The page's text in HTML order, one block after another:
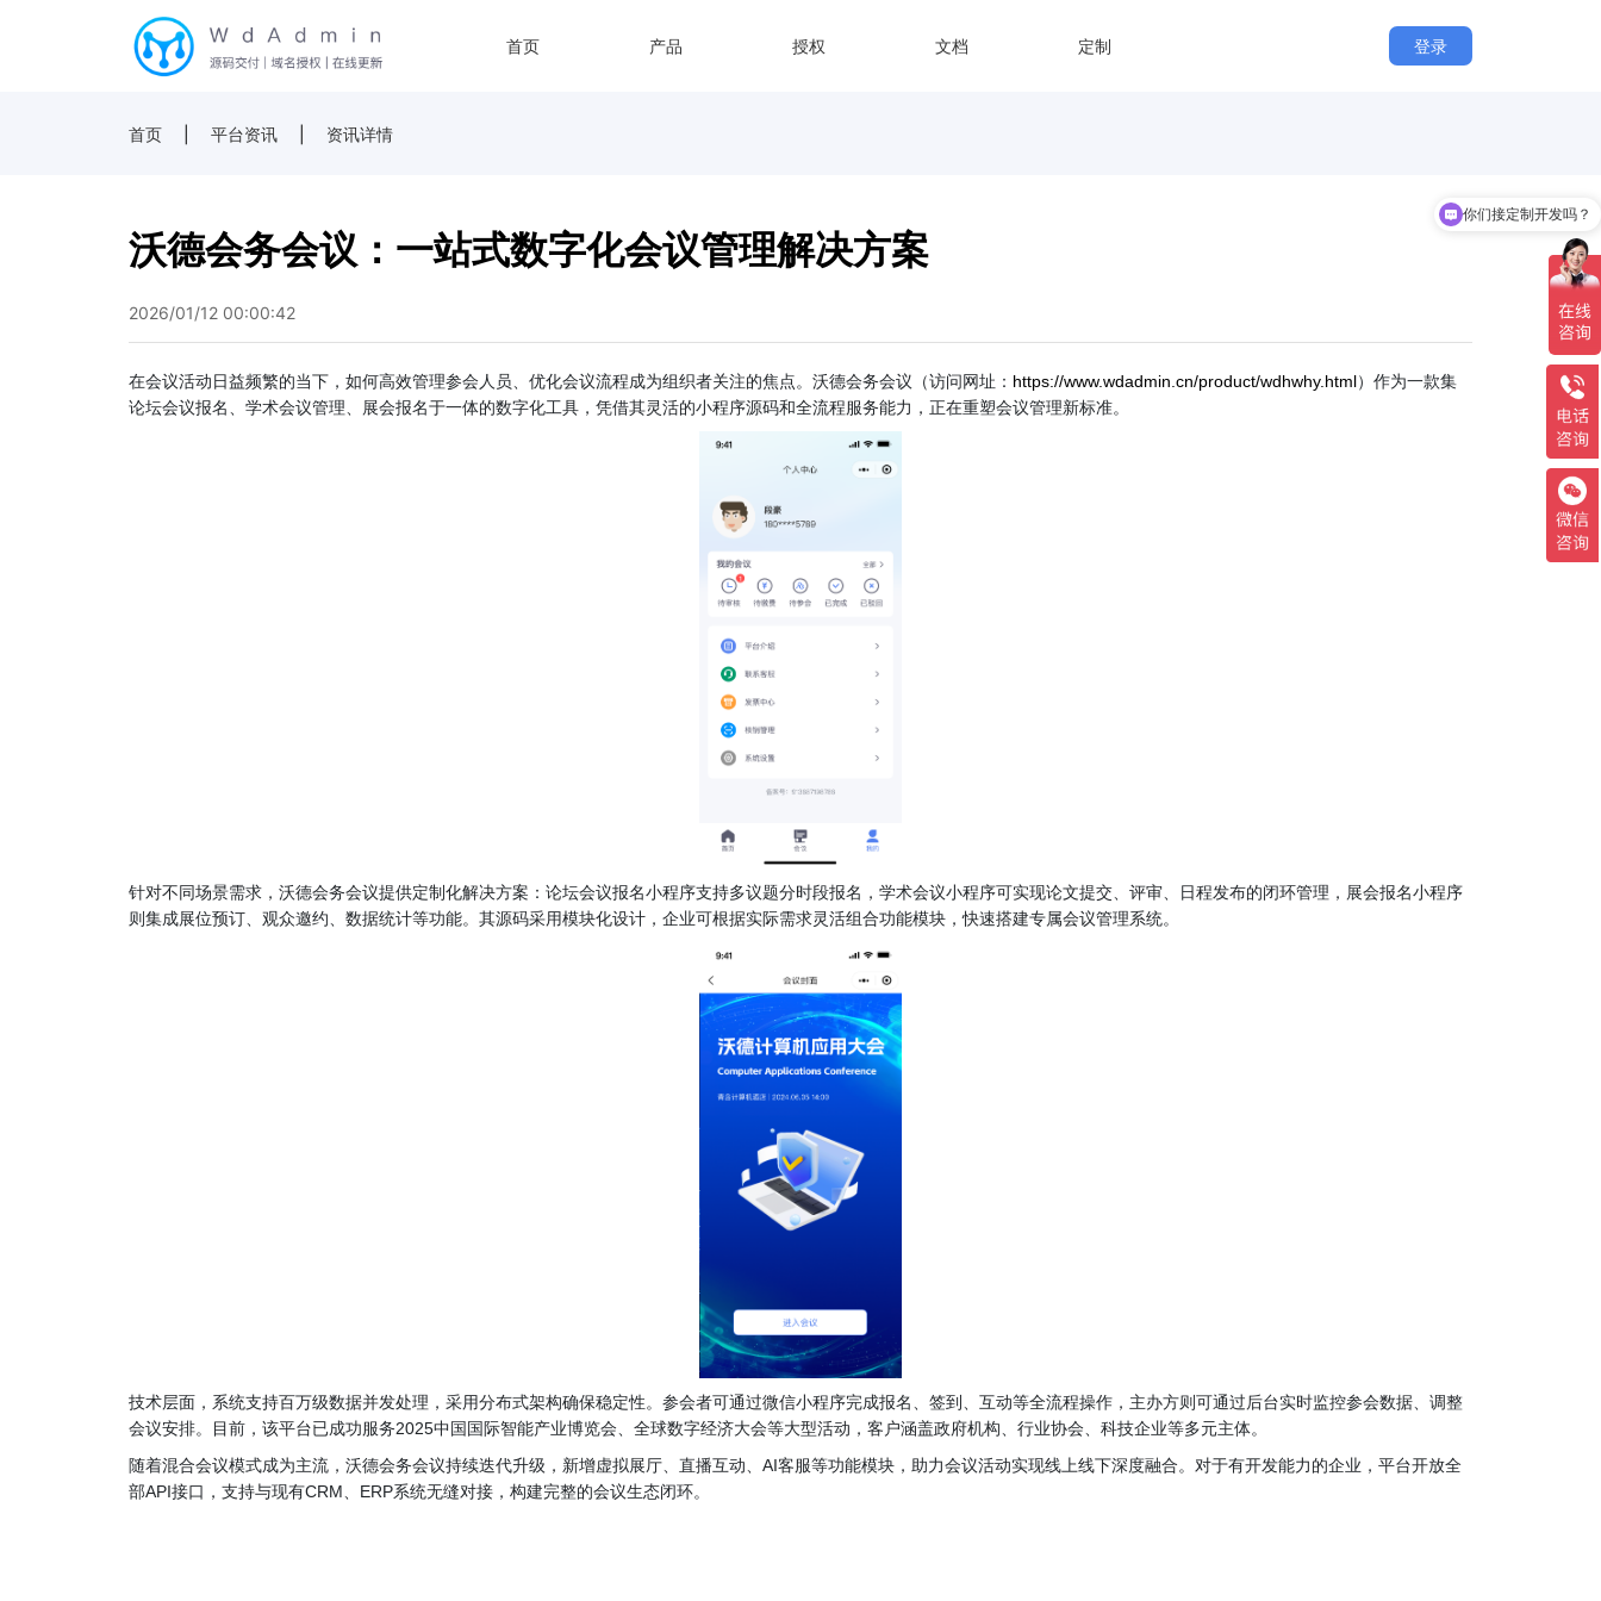
首页 产品 授权 文档 定制 登录
首页 平台资讯 资讯详情
沃德会务会议：一站式数字化会议管理解决方案
2026/01/12 00:00:42
在会议活动日益频繁的当下，如何高效管理参会人员、优化会议流程成为组织者关注的焦点。沃德会务会议（访问网址： https://www.wdadmin.cn/product/wdhwhy.html）作为一款集
论坛会议报名、学术会议管理、展会报名于一体的数字化工具，凭借其灵活的小程序源码和全流程服务能力，正在重塑会议管理新标准。
针对不同场景需求，沃德会务会议提供定制化解决方案：论坛会议报名小程序支持多议题分时段报名，学术会议小程序可实现论文提交、评审、日程发布的闭环管理，展会报名小程序
则集成展位预订、观众邀约、数据统计等功能。其源码采用模块化设计，企业可根据实际需求灵活组合功能模块，快速搭建专属会议管理系统。
技术层面，系统支持百万级数据并发处理，采用分布式架构确保稳定性。参会者可通过微信小程序完成报名、签到、互动等全流程操作，主办方则可通过后台实时监控参会数据、调整
会议安排。目前，该平台已成功服务2025中国国际智能产业博览会、全球数字经济大会等大型活动，客户涵盖政府机构、行业协会、科技企业等多元主体。
随着混合会议模式成为主流，沃德会务会议持续迭代升级，新增虚拟展厅、直播互动、AI客服等功能模块，助力会议活动实现线上线下深度融合。对于有开发能力的企业，平台开放全
部API接口，支持与现有CRM、ERP系统无缝对接，构建完整的会议生态闭环。
你们接定制开发吗？